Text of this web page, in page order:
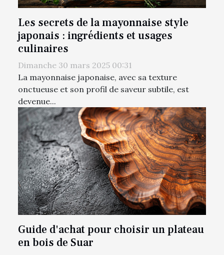
Les secrets de la mayonnaise style
japonais : ingrédients et usages
culinaires
Dimanche 30 mars 2025 00:31
La mayonnaise japonaise, avec sa texture
onctueuse et son profil de saveur subtile, est
devenue...
Guide d'achat pour choisir un plateau
en bois de Suar